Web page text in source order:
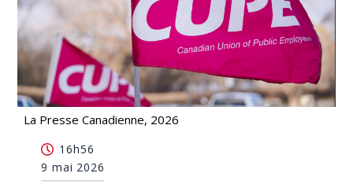
La Presse Canadienne, 2026
soins de longue durée dans une impasse
16h56
9 mai 2026